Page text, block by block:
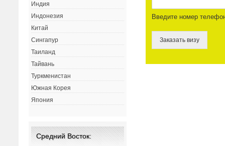
Введите номер
Заказать визу
Индия
Индонезия
Китай
Сингапур
Таиланд
Тайвань
Туркменистан
Южная Корея
Япония
Средний Восток: